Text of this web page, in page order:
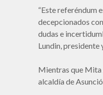
“Este referéndum
decepcionados
dudas e
Lundin,
Mientras que Mita
alcaldía de